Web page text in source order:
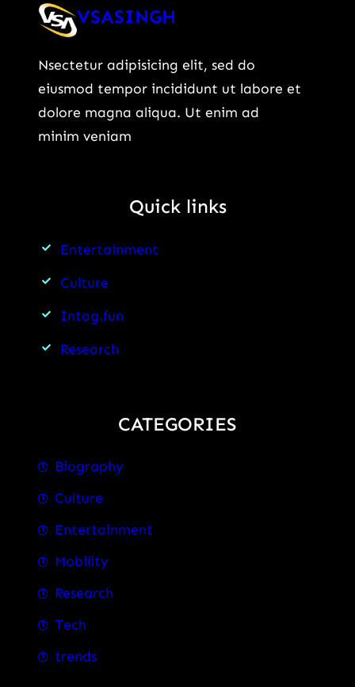
VSASINGH
Nsectetur adipisicing elit, sed do
eiusmod tempor incididunt ut labore et
dolore magna aliqua. Ut enim ad
minim veniam
Quick links
Entertainment
Culture
Intag.fun
Research
CATEGORIES
Biography
Culture
Entertainment
Mobility
Research
Tech
trends